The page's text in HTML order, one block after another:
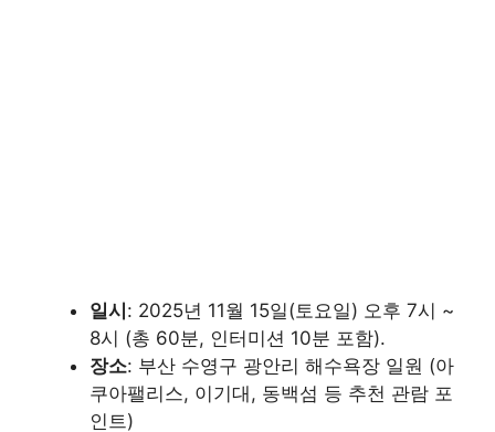
일시: 2025년 11월 15일(토요일) 오후 7시 ~
8시 (총 60분, 인터미션 10분 포함).
장소: 부산 수영구 광안리 해수욕장 일원 (아
쿠아팰리스, 이기대, 동백섬 등 추천 관람 포
인트)